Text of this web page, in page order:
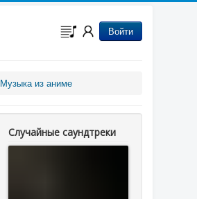
Войти
Музыка из аниме
Случайные саундтреки